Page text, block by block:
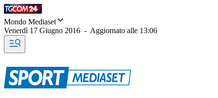
Mondo Mediaset
Venerdì 17 Giugno 2016 - Aggiornato alle 13:06